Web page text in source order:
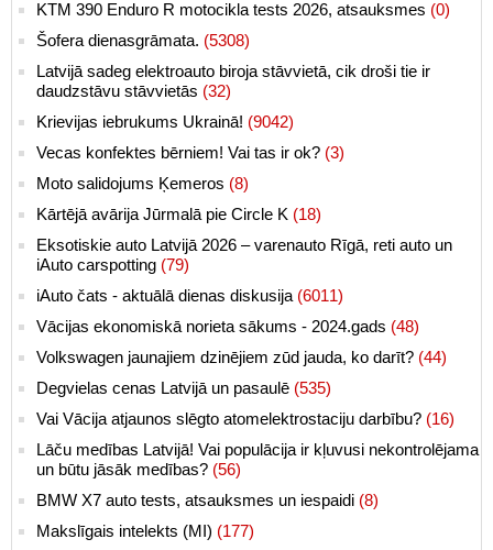
KTM 390 Enduro R motocikla tests 2026, atsauksmes (0)
Šofera dienasgrāmata. (5308)
Latvijā sadeg elektroauto biroja stāvvietā, cik droši tie ir
daudzstāvu stāvvietās (32)
Krievijas iebrukums Ukrainā! (9042)
Vecas konfektes bērniem! Vai tas ir ok? (3)
Moto salidojums Ķemeros (8)
Kārtējā avārija Jūrmalā pie Circle K (18)
Eksotiskie auto Latvijā 2026 – varenauto Rīgā, reti auto un
iAuto carspotting (79)
iAuto čats - aktuālā dienas diskusija (6011)
Vācijas ekonomiskā norieta sākums - 2024.gads (48)
Volkswagen jaunajiem dzinējiem zūd jauda, ko darīt? (44)
Degvielas cenas Latvijā un pasaulē (535)
Vai Vācija atjaunos slēgto atomelektrostaciju darbību? (16)
Lāču medības Latvijā! Vai populācija ir kļuvusi nekontrolējama
un būtu jāsāk medības? (56)
BMW X7 auto tests, atsauksmes un iespaidi (8)
Makslīgais intelekts (MI) (177)